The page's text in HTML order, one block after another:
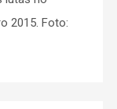
2015. Foto: